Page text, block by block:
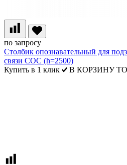
по запросу
Столбик опознавательный для
связи СОС (h=2500)
Купить в 1 клик
В КОРЗИНУ